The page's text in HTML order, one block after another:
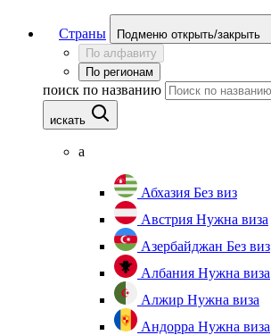
Страны
Подменю открыть/закрыть
По алфавиту
По регионам
поиск по названию
искать
а
Абхазия Без виз
Австрия Нужна виза
Азербайджан Без виз
Албания Нужна виза
Алжир Нужна виза
Андорра Нужна виза